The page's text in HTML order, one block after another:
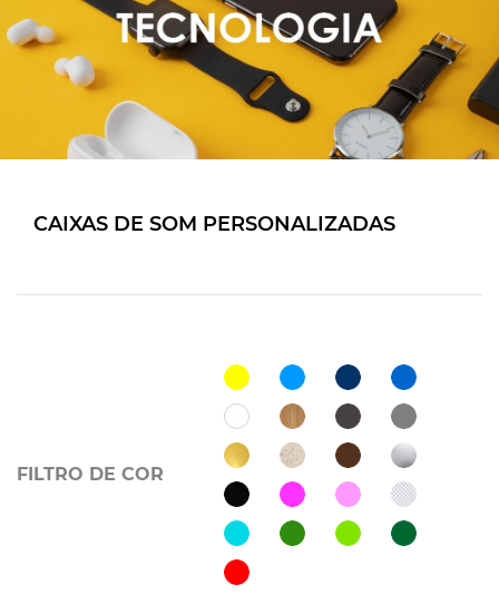
CAIXAS DE SOM PERSONALIZADAS
FILTRO DE COR